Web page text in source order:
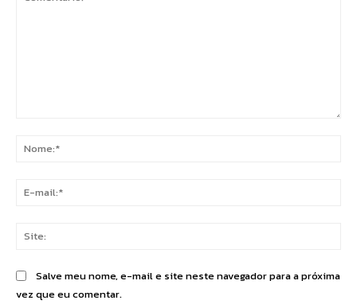
Salve meu nome, e-mail e site neste navegador para a próxima
vez que eu comentar.